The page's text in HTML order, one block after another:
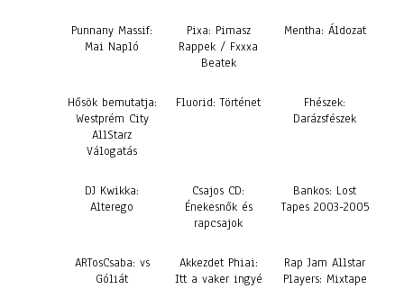
Punnany Massif:
Mai Napló
Pixa: Pimasz
Rappek / Fxxxa
Beatek
Mentha: Áldozat
Hősök bemutatja:
Westprém City
AllStarz
Válogatás
Fluorid: Történet
Fhészek:
Darázsfészek
DJ Kwikka:
Alterego
Csajos CD:
Énekesnők és
rapcsajok
Bankos: Lost
Tapes 2003-2005
ARTosCsaba: vs
Góliát
Akkezdet Phiai:
Itt a vaker ingyé
Rap Jam Allstar
Players: Mixtape